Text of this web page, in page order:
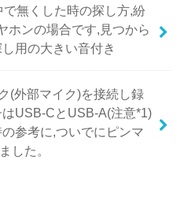
無くした時の探し方,紛
ホンの場合です,見つから
用の大きい音付き
(外部マイク)を接続し録
USB-CとUSB-A(注意*1)
参考に,ついでにピンマ
した。